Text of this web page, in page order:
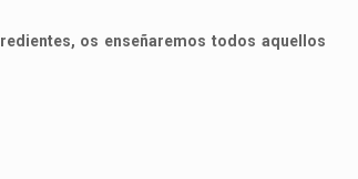
os enseñaremos todos aquellos